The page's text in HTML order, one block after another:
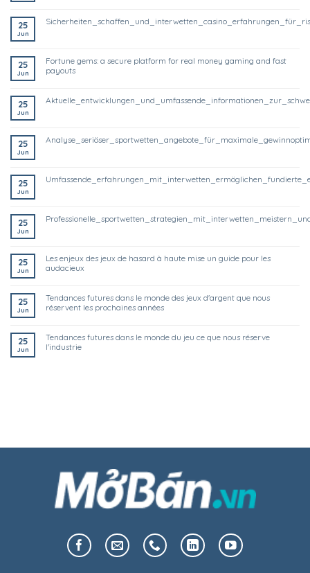
25
Jun
25
Jun
fortune gems: a secure platform for real money gaming and fast
payouts
25
Jun
25
Jun
25
Jun
25
Jun
25
Jun
les enjeux des jeux de hasard à haute mise un guide pour les
audacieux
25
Jun
tendances futures dans le monde des jeux d'argent que nous
réservent les prochaines années
25
Jun
tendances futures dans le monde du jeu ce que nous réserve
l'industrie